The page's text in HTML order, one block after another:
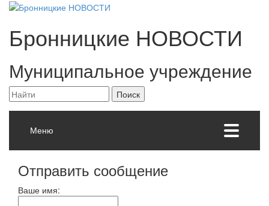
Бронницкие НОВОСТИ
Муниципальное учреждение
Меню
Отправить сообщение
Ваше имя: